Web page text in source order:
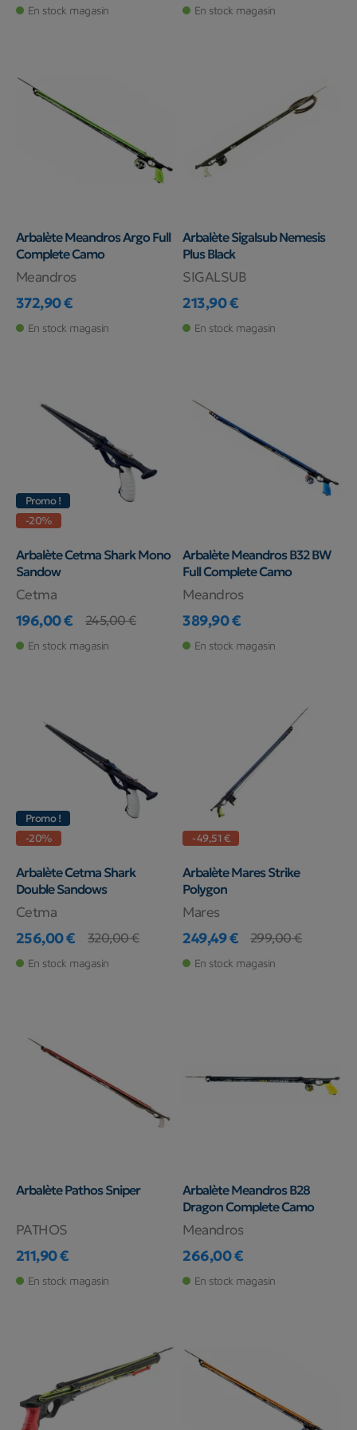
En stock magasin En stock magasin
Arbalète Meandros Argo Full
Complete Camo
Meandros
Prix
372,90 €
En stock magasin
Arbalète Sigalsub Nemesis
Plus Black
SIGALSUB
Prix
213,90 €
En stock magasin
Promo !
-20%
Arbalète Cetma Shark Mono
Sandow
Cetma
Prix
196,00 €
Prix de base
245,00 €
En stock magasin
Arbalète Meandros B32 BW
Full Complete Camo
Meandros
Prix
389,90 €
En stock magasin
Promo !
-20%
Arbalète Cetma Shark
Double Sandows
Cetma
Prix
256,00 €
Prix de base
320,00 €
En stock magasin
-49,51 €
Arbalète Mares Strike
Polygon
Mares
Prix
249,49 €
Prix de base
299,00 €
En stock magasin
Arbalète Pathos Sniper
PATHOS
Prix
211,90 €
En stock magasin
Arbalète Meandros B28
Dragon Complete Camo
Meandros
Prix
266,00 €
En stock magasin